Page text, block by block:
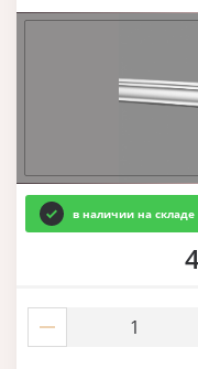
в наличии на складе